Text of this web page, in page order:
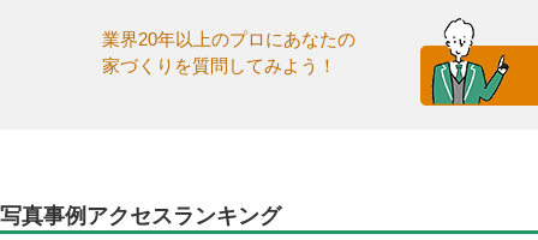
業界20年以上のプロにあなたの
家づくりを質問してみよう！
写真事例アクセスランキング